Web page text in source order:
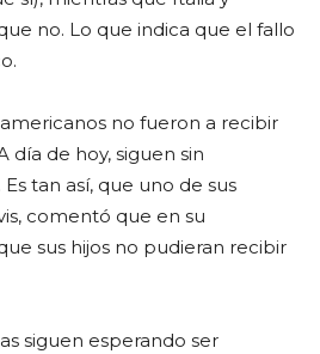
no. Lo que indica que el fallo
no fueron a recibir
día de hoy, siguen sin
tan así, que uno de sus
comentó que en su
sus hijos no pudieran recibir
siguen esperando ser